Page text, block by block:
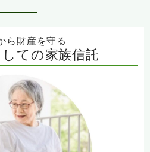
ら財産を守る
ての家族信託